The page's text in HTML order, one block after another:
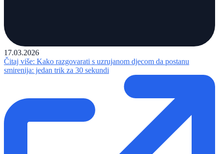
17.03.2026
Čitaj više: Kako razgovarati s uzrujanom djecom da postanu
smirenija: jedan trik za 30 sekundi